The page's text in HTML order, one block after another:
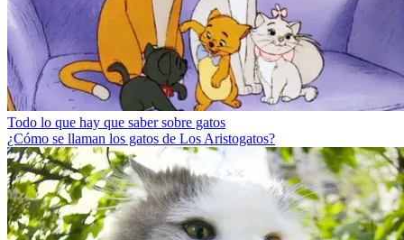
Todo lo que hay que saber sobre gatos
¿Cómo se llaman los gatos de Los Aristogatos?